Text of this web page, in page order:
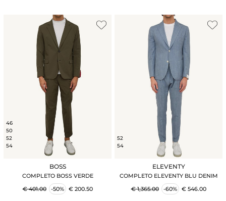
46
50
52
54
BOSS
COMPLETO BOSS VERDE
€ 401.00
-50% € 200.50
52
54
ELEVENTY
COMPLETO ELEVENTY BLU DENIM
€ 1,365.00
-60% € 546.00